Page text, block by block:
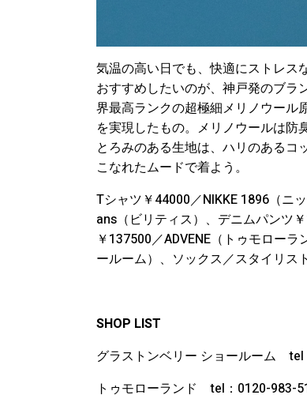
気温の高い日でも、快適にストレス
おすすめしたいのが、神戸発のブラ
界最高ランクの超極細メリノウール
を実現したもの。メリノウールは
とろみのある生地は、ハリのあるコ
こなれたムードで着よう。
Tシャツ￥44000／NIKKE 1896（ニ
ans（ビリティス）、デニムパンツ
￥137500／ADVENE（トゥモロー
ールーム）、ソックス／スタイリス
SHOP LIST
グラストンベリー ショールーム tel
トゥモローランド tel：0120-983-